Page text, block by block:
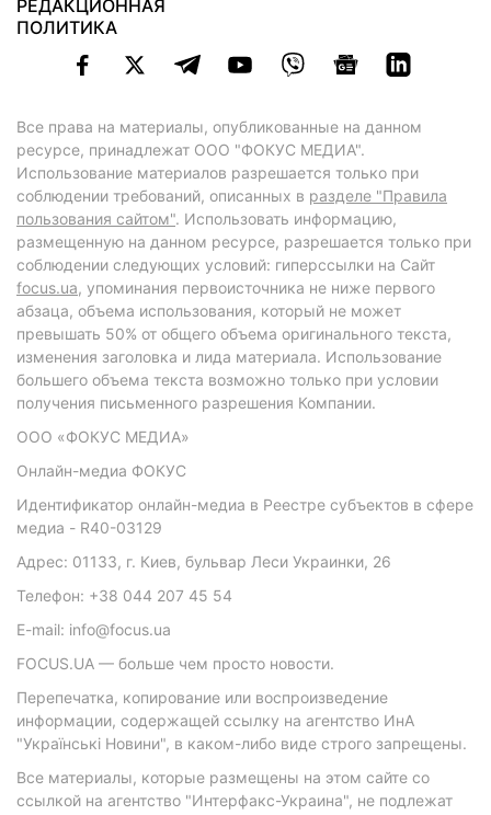
РЕДАКЦИОННАЯ
ПОЛИТИКА
Все права на материалы, опубликованные на данном
ресурсе, принадлежат ООО "ФОКУС МЕДИА".
Использование материалов разрешается только при
соблюдении требований, описанных в разделе "Правила
пользования сайтом". Использовать информацию,
размещенную на данном ресурсе, разрешается только при
соблюдении следующих условий: гиперссылки на Сайт
focus.ua, упоминания первоисточника не ниже первого
абзаца, объема использования, который не может
превышать 50% от общего объема оригинального текста,
изменения заголовка и лида материала. Использование
большего объема текста возможно только при условии
получения письменного разрешения Компании.
ООО «ФОКУС МЕДИА»
Онлайн-медиа ФОКУС
Идентификатор онлайн-медиа в Реестре субъектов в сфере
медиа - R40-03129
Адрес: 01133, г. Киев, бульвар Леси Украинки, 26
Телефон: +38 044 207 45 54
E-mail: info@focus.ua
FOCUS.UA — больше чем просто новости.
Перепечатка, копирование или воспроизведение
информации, содержащей ссылку на агентство ИнА
"Українські Новини", в каком-либо виде строго запрещены.
Все материалы, которые размещены на этом сайте со
ссылкой на агентство "Интерфакс-Украина", не подлежат